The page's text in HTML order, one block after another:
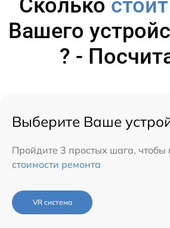
Сколько стоит
Вашего
? -
Выберите Ваше
Пройдите 3 простых шага, чтобы
стоимости ремонта
VR система